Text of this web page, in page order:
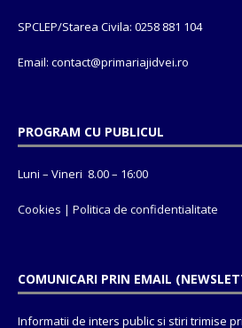
SPCLEP/Starea Civila: 0258 881 104
Email: contact@primariajidvei.ro
PROGRAM CU PUBLICUL
Luni – Vineri 8.00 – 16:00
Cookies | Politica de confidentialitate
COMUNICARI PRIN EMAIL
Informatii de inters public si stiri trimise